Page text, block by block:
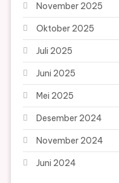
November 2025
Oktober 2025
Juli 2025
Juni 2025
Mei 2025
Desember 2024
November 2024
Juni 2024